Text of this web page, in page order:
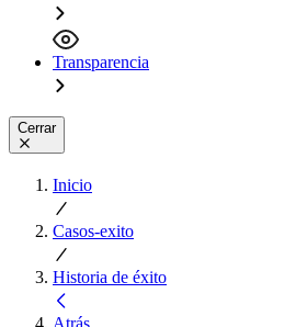
Transparencia
Cerrar
Inicio
Casos-exito
Historia de éxito
Atrás